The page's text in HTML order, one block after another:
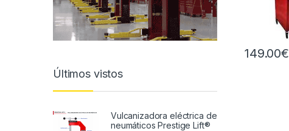
149.00€
Últimos vistos
Vulcanizadora eléctrica de
neumáticos Prestige Lift®